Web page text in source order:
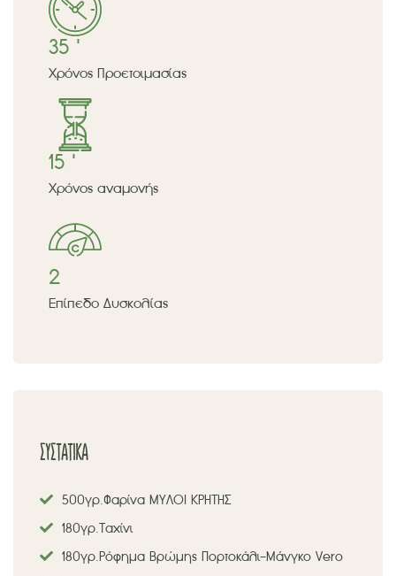
35 '
Χρόνος Προετοιμασίας
15 '
Χρόνος αναμονής
2
Επίπεδο Δυσκολίας
ΣΥΣΤΑΤΙΚΑ
500 γρ.Φαρίνα ΜΥΛΟΙ ΚΡΗΤΗΣ
180 γρ. Ταχίνι
180 γρ.Ρόφημα Βρώμης Πορτοκάλι-Μάνγκο Vero